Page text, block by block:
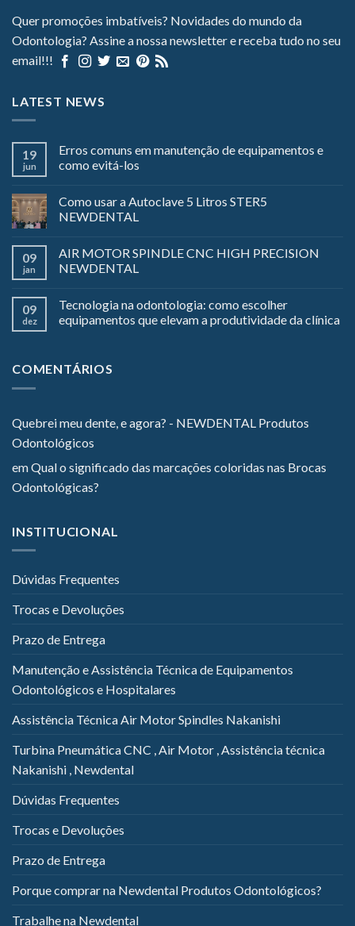
Quer promoções imbatíveis? Novidades do mundo da
Odontologia? Assine a nossa newsletter e receba tudo no seu
email!!!
LATEST NEWS
19
jun
Erros comuns em manutenção de equipamentos e
como evitá-los
Como usar a Autoclave 5 Litros STER5
NEWDENTAL
09
jan
AIR MOTOR SPINDLE CNC HIGH PRECISION
NEWDENTAL
09
dez
Tecnologia na odontologia: como escolher
equipamentos que elevam a produtividade da clínica
COMENTÁRIOS
Quebrei meu dente, e agora? - NEWDENTAL Produtos
Odontológicos
emQual o significado das marcações coloridas nas Brocas
Odontológicas?
INSTITUCIONAL
Dúvidas Frequentes
Trocas e Devoluções
Prazo de Entrega
Manutenção e Assistência Técnica de Equipamentos
Odontológicos e Hospitalares
Assistência Técnica Air Motor Spindles Nakanishi
Turbina Pneumática CNC , Air Motor , Assistência técnica
Nakanishi , Newdental
Dúvidas Frequentes
Trocas e Devoluções
Prazo de Entrega
Porque comprar na Newdental Produtos Odontológicos?
Trabalhe na Newdental